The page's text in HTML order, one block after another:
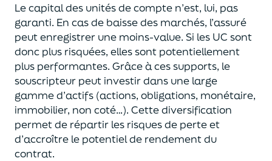
Le capital des unités de compte n’est, lui, pas
garanti. En casde baisse des marchés, l’assuré
peut enregistrer une moins-value. Si les UC sont
donc plus risquées, elles sont potentiellement
plus performantes. Grâce à ces supports, le
souscripteur peut investir dans une large
gamme d’actifs (actions, obligations, monétaire,
immobilier, non coté…). Cette diversification
permet de répartir les risques de perte et
d’accroître le potentielde rendement du
contrat.